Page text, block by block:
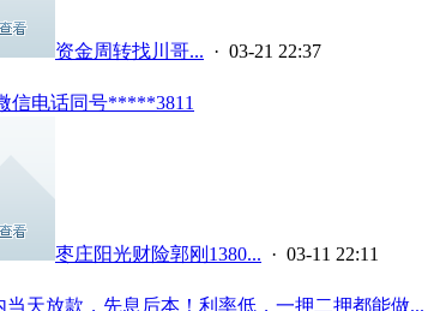
资金周转找川哥... · 03-21 22:37
信电话同号*****3811
枣庄阳光财险郭刚1380... · 03-11 22:11
天放款，先息后本！利率低，一押二押都能做...